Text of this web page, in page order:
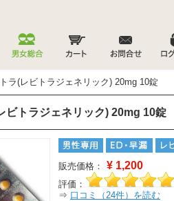
ラ(レビトラジェネリック) 20mg 10錠
ビトラジェネリック) 20mg 10錠
販売価格： ¥ 1,200
評価：
⇒ 口コミ（24件）を読む